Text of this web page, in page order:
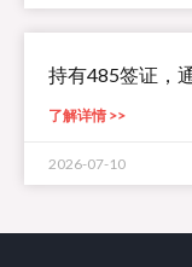
持有485签证，
了解详情 >>
2026-07-10